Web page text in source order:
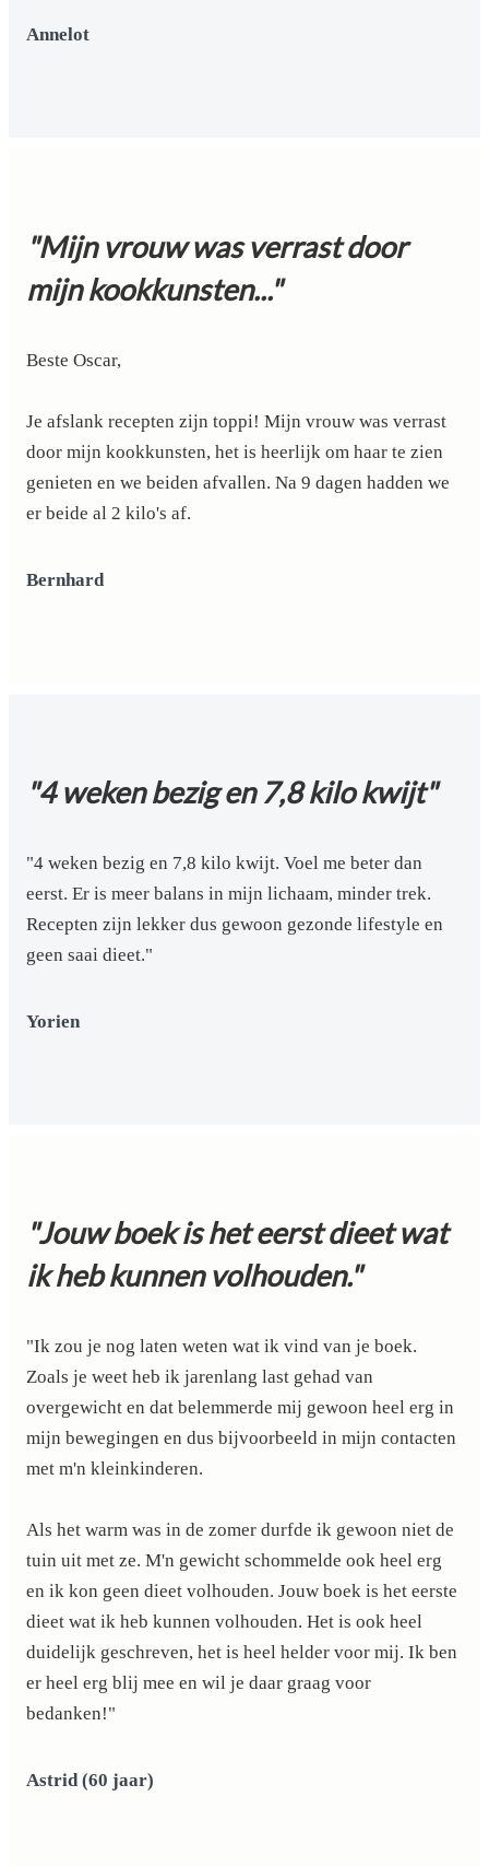
Annelot
"Mijn vrouw was verrast door
mijn kookkunsten..."
Beste Oscar,
Je afslank recepten zijn toppi! Mijn vrouw was verrast
door mijn kookkunsten, het is heerlijk om haar te zien
genieten en we beiden afvallen. Na 9 dagen hadden we
er beide al 2 kilo's af.
Bernhard
"4 weken bezig en 7,8 kilo kwijt"
"4 weken bezig en 7,8 kilo kwijt. Voel me beter dan
eerst. Er is meer balans in mijn lichaam, minder trek.
Recepten zijn lekker dus gewoon gezonde lifestyle en
geen saai dieet."
Yorien
"Jouw boek is het eerst dieet wat
ik heb kunnen volhouden."
"Ik zou je nog laten weten wat ik vind van je boek.
Zoals je weet heb ik jarenlang last gehad van
overgewicht en dat belemmerde mij gewoon heel erg in
mijn bewegingen en dus bijvoorbeeld in mijn contacten
met m'n kleinkinderen.
Als het warm was in de zomer durfde ik gewoon niet de
tuin uit met ze. M'n gewicht schommelde ook heel erg
en ik kon geen dieet volhouden. Jouw boek is het eerste
dieet wat ik heb kunnen volhouden. Het is ook heel
duidelijk geschreven, het is heel helder voor mij. Ik ben
er heel erg blij mee en wil je daar graag voor
bedanken!"
Astrid (60 jaar)